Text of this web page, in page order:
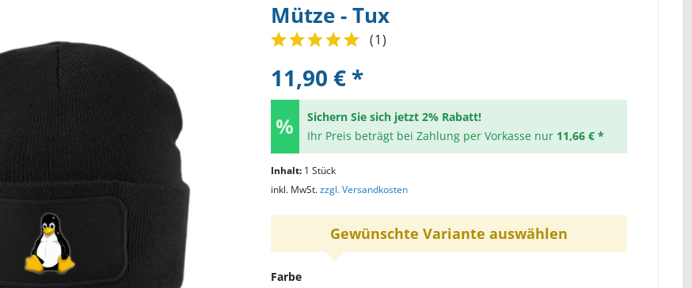
Mütze - Tux
(1)
11,90 € *
Sichern Sie sich jetzt 2% Rabatt!
Ihr Preis beträgt bei Zahlung per Vorkasse nur 11,66 € *
Inhalt: 1 Stück
inkl. MwSt.zzgl. Versandkosten
Gewünschte Variante auswählen
Farbe